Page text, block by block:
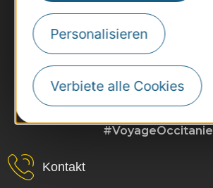
Personalisieren
Verbiete alle Cookies
#VoyageOccitanie
Kontakt